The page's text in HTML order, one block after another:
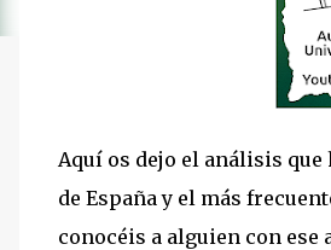
Aquí os dejo el análisis
de España y el más
conocéis a alguien con